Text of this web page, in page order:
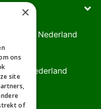
Borne, Nederland
Nederland
×
ons
site
of